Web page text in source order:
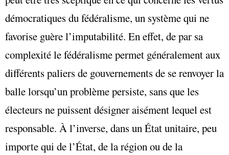
démocratiques du fédéralisme, un système qui ne
favorise guère l’imputabilité. En effet, de par sa
complexité le fédéralisme permet généralement aux
différents paliers de gouvernements de se renvoyer la
balle lorsqu’un problème persiste, sans que les
électeurs ne puissent désigner aisément lequel est
responsable. À l’inverse, dans un État unitaire, peu
importe qui de l’État, de la région ou de la